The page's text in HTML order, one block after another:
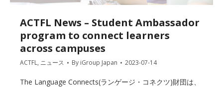
ACTFL News – Student Ambassador
program to connect learners
across campuses
ACTFL, ニュース By iGroup Japan 2023-07-14
The Language Connects(ランゲージ・コネクツ)財団は、